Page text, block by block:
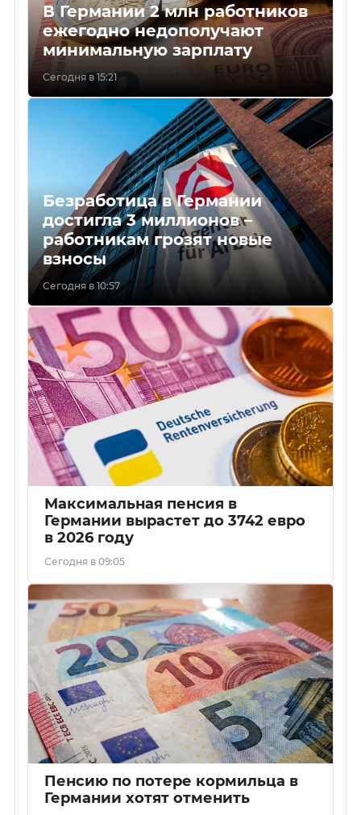
В Германии 2 млн работников
ежегодно недополучают
минимальную зарплату
Сегодня в 15:21
Безработица в Германии
достигла 3 миллионов –
работникам грозят новые
взносы
Сегодня в 10:57
Максимальная пенсия в
Германии вырастет до 3742 евро
в 2026 году
Сегодня в 09:05
Пенсию по потере кормильца в
Германии хотят отменить